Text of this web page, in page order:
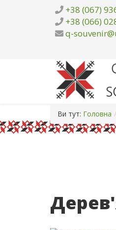
+38 (067)
+38 (066)
q-
Ви тут: Головна